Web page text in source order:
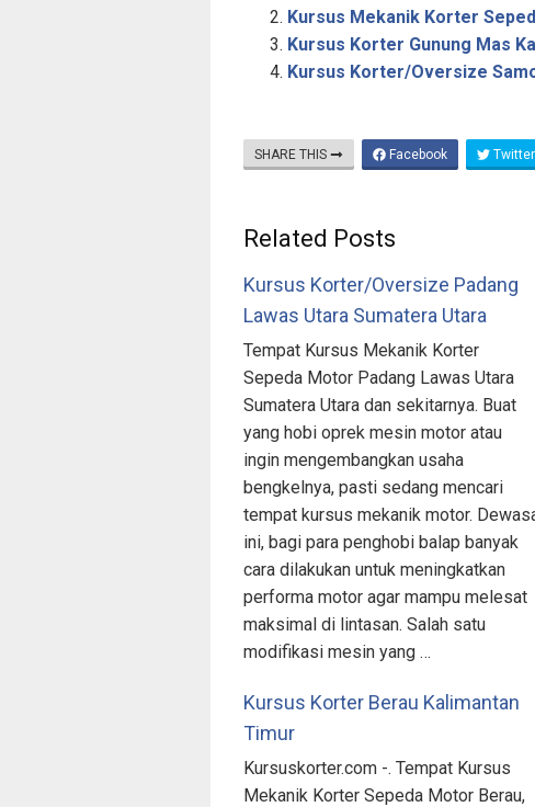
e
Kursus Mekanik Korter
Kursus Korter Gunung Mas
Kursus Korter/Oversize
SHARE THIS Facebook Twitter
Related Posts
Kursus Korter/Oversize Padang
Lawas Utara Sumatera Utara
Tempat Kursus Mekanik Korter
Sepeda Motor Padang Lawas Utara
Sumatera Utara dan sekitarnya. Buat
yang hobi oprek mesin motor atau
ingin mengembangkan usaha
bengkelnya, pasti sedang mencari
tempat kursus mekanik motor.
ini, bagi para penghobi balap banyak
cara dilakukan untuk meningkatkan
performa motor agar mampu melesat
maksimal di lintasan. Salah satu
modifikasi mesin yang …
Kursus Korter Berau Kalimantan
Timur
Kursuskorter.com -. Tempat Kursus
Mekanik Korter Sepeda Motor Berau,